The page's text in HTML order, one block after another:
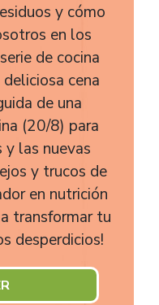
y cómo
en los
de cocina
cena
de una
(20/8) para
y las nuevas
y trucos de
en nutrición
transformar tu
desperdicios!